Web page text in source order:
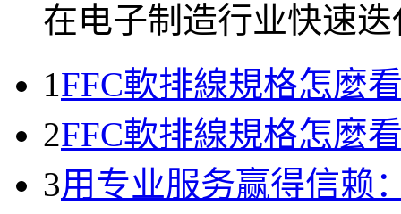
在电子制造行业快速迭
1FFC軟排線規格怎麼
2FFC軟排線規格怎麼
3用专业服务赢得信赖